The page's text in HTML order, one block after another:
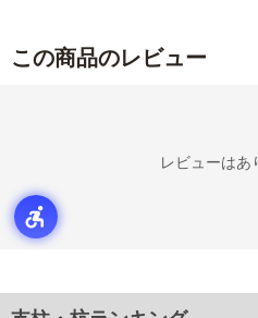
この商品のレビュー
レビューはあ